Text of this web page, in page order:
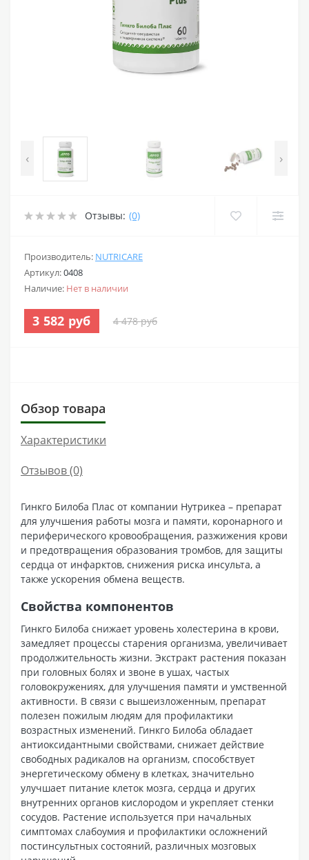
‹ ›
Отзывы: (0)
Производитель: NUTRICARE
Артикул:0408
Наличие: Нет в наличии
3 582 руб 4 478 руб
Обзор товара
Характеристики
Отзывов (0)
Гинкго Билоба Плас от компании Нутрикеа – препарат
для улучшения работы мозга и памяти, коронарного и
периферического кровообращения, разжижения крови
и предотвращения образования тромбов, для защиты
сердца от инфарктов, снижения риска инсульта, а
также ускорения обмена веществ.
Свойства компонентов
Гинкго Билоба снижает уровень холестерина в крови,
замедляет процессы старения организма, увеличивает
продолжительность жизни. Экстракт растения показан
при головных болях и звоне в ушах, частых
головокружениях, для улучшения памяти и умственной
активности. В связи с вышеизложенным, препарат
полезен пожилым людям для профилактики
возрастных изменений. Гинкго Билоба обладает
антиоксидантными свойствами, снижает действие
свободных радикалов на организм, способствует
энергетическому обмену в клетках, значительно
улучшает питание клеток мозга, сердца и других
внутренних органов кислородом и укрепляет стенки
сосудов. Растение используется при начальных
симптомах слабоумия и профилактики осложнений
постинсультных состояний, различных мозговых